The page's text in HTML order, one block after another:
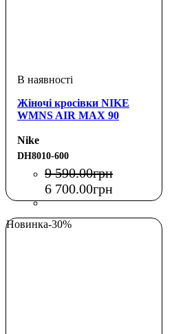
Жіночі кросівки NIKE
WMNS AIR MAX 90
Nike
DH8010-600
9 590.00грн
6 700.00грн
Новинка-30%